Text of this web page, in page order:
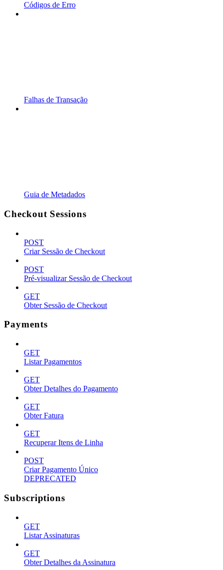
Códigos de Erro
Falhas de Transação
Guia de Metadados
Checkout Sessions
POST
Criar Sessão de Checkout
POST
Pré-visualizar Sessão de Checkout
GET
Obter Sessão de Checkout
Payments
GET
Listar Pagamentos
GET
Obter Detalhes do Pagamento
GET
Obter Fatura
GET
Recuperar Itens de Linha
POST
Criar Pagamento Único
DEPRECATED
Subscriptions
GET
Listar Assinaturas
GET
Obter Detalhes da Assinatura